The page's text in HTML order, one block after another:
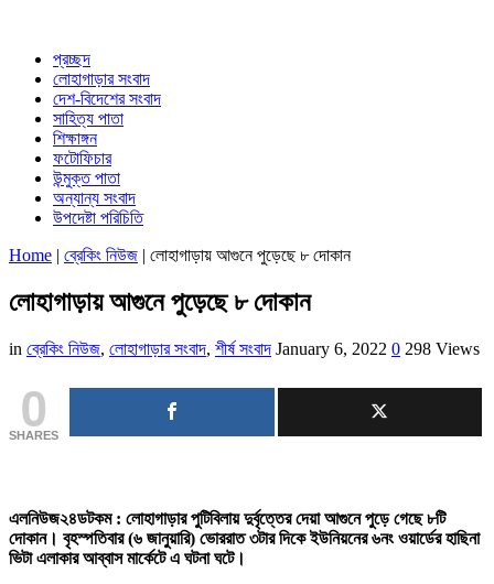
প্রচ্ছদ
লোহাগাড়ার সংবাদ
দেশ-বিদেশের সংবাদ
সাহিত্য পাতা
শিক্ষাঙ্গন
ফটোফিচার
উন্মুক্ত পাতা
অন্যান্য সংবাদ
উপদেষ্টা পরিচিতি
Home | ব্রেকিং নিউজ | লোহাগাড়ায় আগুনে পুড়েছে ৮ দোকান
লোহাগাড়ায় আগুনে পুড়েছে ৮ দোকান
in ব্রেকিং নিউজ, লোহাগাড়ার সংবাদ, শীর্ষ সংবাদ January 6, 2022 0 298 Views
0
SHARES
এলনিউজ২৪ডটকম : লোহাগাড়ার পুটিবিলায় দুর্বৃত্তের দেয়া আগুনে পুড়ে গেছে ৮টি
দোকান। বৃহস্পতিবার (৬ জানুয়ারি) ভোররাত ৩টার দিকে ইউনিয়নের ৬নং ওয়ার্ডের হাছিনা
ভিটা এলাকার আব্বাস মার্কেটে এ ঘটনা ঘটে।